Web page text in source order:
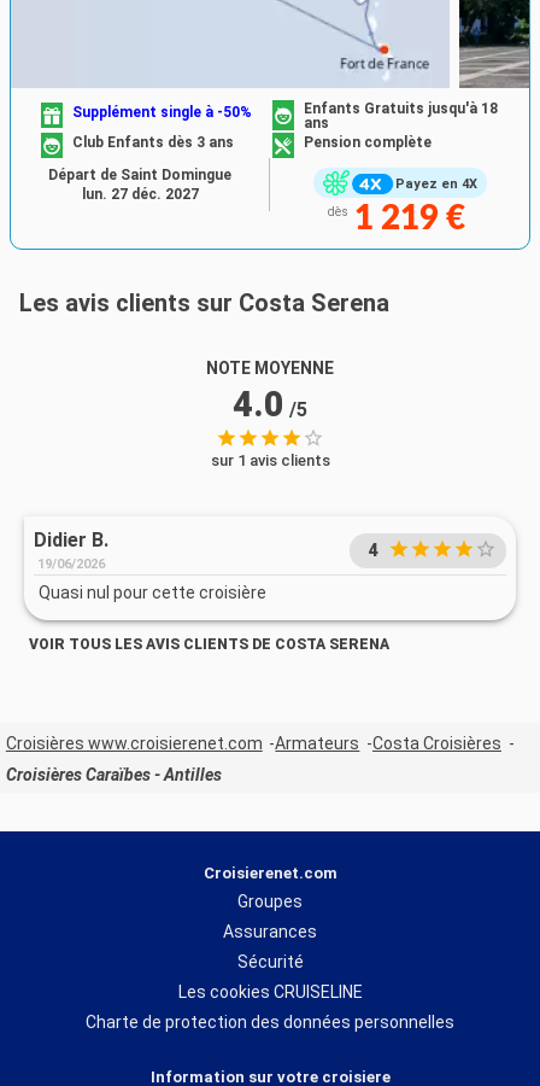
Payez en 4X
Supplément single à -50%
Enfants Gratuits jusqu'à 18
ans
Club Enfants dès 3 ans
Pension complète
dès 1 219 €
Départ de Saint Domingue
lun. 27 déc. 2027
Les avis clients sur Costa Serena
NOTE MOYENNE
4.0 /5
sur 1 avis clients
Didier B.
19/06/2026
4
Quasi nul pour cette croisière
VOIR TOUS LES AVIS CLIENTS DE COSTA SERENA
Croisières www.croisierenet.com Armateurs
Costa Croisières
Croisières Caraïbes - Antilles
Croisierenet.com
Groupes
Assurances
Sécurité
Les cookies CRUISELINE
Charte de protection des données personnelles
Information sur votre croisiere